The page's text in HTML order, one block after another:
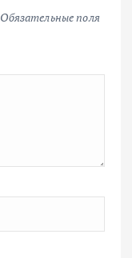
Обязательные поля